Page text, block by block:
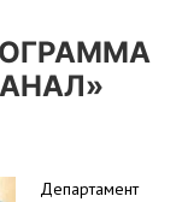
Департамент